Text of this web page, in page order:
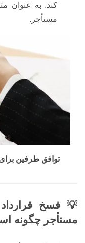
کند. به عنوان
مستأجر.
توافق طرفین
💡 فسخ
مستأجر چگونه